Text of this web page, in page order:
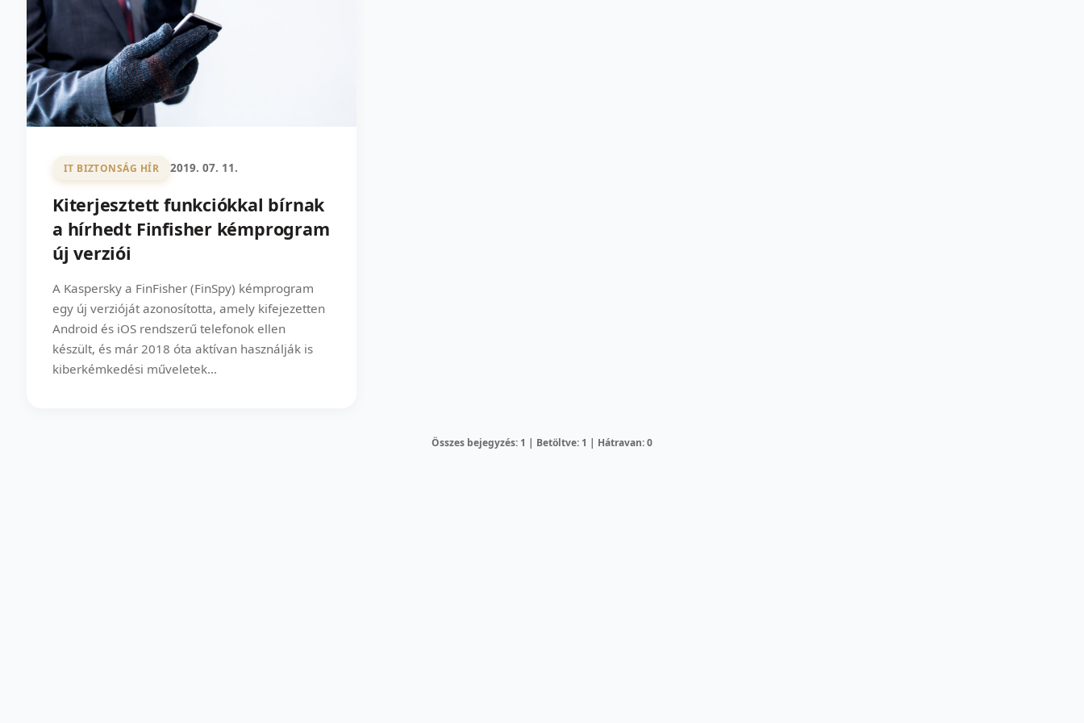
IT BIZTONSÁG HÍR 2019. 07. 11.
Kiterjesztett funkciókkal bírnak
a hírhedt Finfisher kémprogram
új verziói
A Kaspersky a FinFisher (FinSpy) kémprogram
egy új verzióját azonosította, amely kifejezetten
Android és iOS rendszerű telefonok ellen
készült, és már 2018 óta aktívan használják is
kiberkémkedési műveletek...
Összes bejegyzés: 1 | Betöltve: 1 | Hátravan: 0